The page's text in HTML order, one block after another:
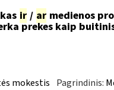
ir/ armedienos
prekes kaip
mokestis Pagrindinis: